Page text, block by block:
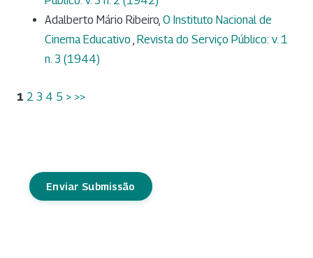
Adalberto Mário Ribeiro, O Instituto Nacional de
Cinema Educativo , Revista do Serviço Público: v. 1
n. 3 (1944)
1 2 3 4 5 > >>
Enviar Submissão